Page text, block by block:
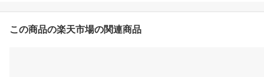
院 入院 介護 日本製
この商品の楽天市場の関連商品